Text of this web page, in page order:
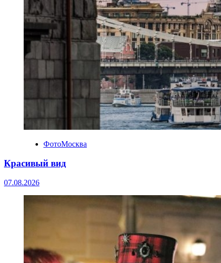
ФотоМосква
Красивый вид
07.08.2026